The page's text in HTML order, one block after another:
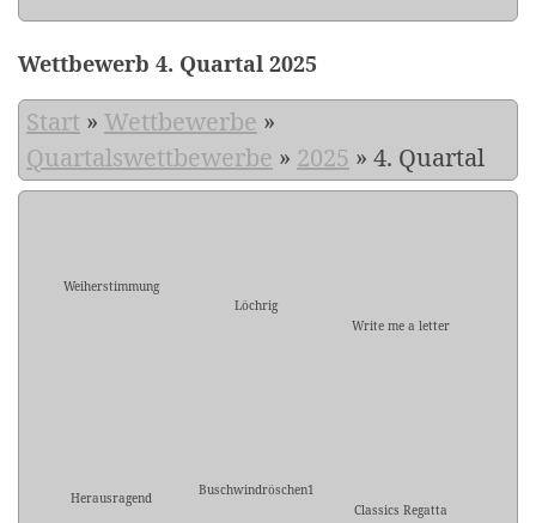
Wettbewerb 4. Quartal 2025
Start » Wettbewerbe »
Quartalswettbewerbe » 2025 » 4. Quartal
Weiherstimmung
Löchrig
Write me a letter
Herausragend
Buschwindröschen1
Classics Regatta